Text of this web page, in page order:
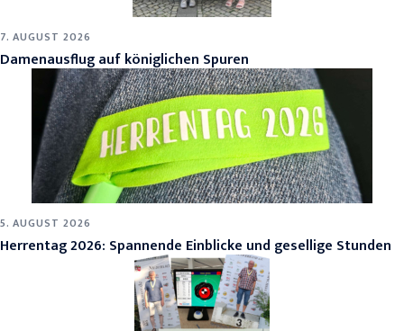
7. AUGUST 2026
Damenausflug auf königlichen Spuren
5. AUGUST 2026
Herrentag 2026: Spannende Einblicke und gesellige Stunden